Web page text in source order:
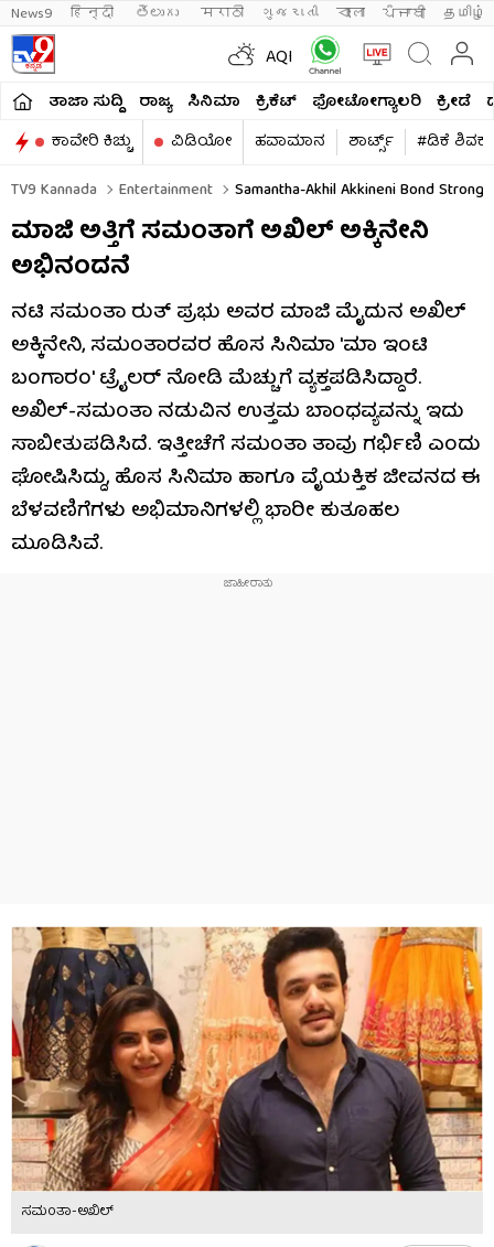
News9 हिन्दी తెలుగు मराठी ગુજરાતી বাংলা ਪੰਜਾਬੀ தமிழ்
AQI
ತಾಜಾ ಸುದ್ದಿ ರಾಜ್ಯ ಸಿನಿಮಾ ಕ್ರಿಕೆಟ್​ ಫೋಟೋಗ್ಯಾಲರಿ ಕ್ರೀಡೆ
ಕಾವೇರಿ ಕಿಚ್ಚು
ವಿಡಿಯೋ ಹವಾಮಾನ ಶಾರ್ಟ್ಸ್​
#ಡಿಕೆ
TV9 Kannada
Entertainment Samantha-Akhil Akkineni Bond
ಮಾಜಿ ಅತ್ತಿಗೆ ಸಮಂತಾಗೆ ಅಖಿಲ್ ಅಕ್ಕಿನೇನಿ
ಅಭಿನಂದನೆ
ನಟಿ ಸಮಂತಾ ರುತ್ ಪ್ರಭು ಅವರ ಮಾಜಿ ಮೈದುನ ಅಖಿಲ್
ಅಕ್ಕಿನೇನಿ, ಸಮಂತಾರವರ ಹೊಸ ಸಿನಿಮಾ 'ಮಾ ಇಂಟಿ
ಬಂಗಾರಂ' ಟ್ರೈಲರ್ ನೋಡಿ ಮೆಚ್ಚುಗೆ ವ್ಯಕ್ತಪಡಿಸಿದ್ದಾರೆ.
ಅಖಿಲ್-ಸಮಂತಾ ನಡುವಿನ ಉತ್ತಮ ಬಾಂಧವ್ಯವನ್ನು ಇದು
ಸಾಬೀತುಪಡಿಸಿದೆ. ಇತ್ತೀಚೆಗೆ ಸಮಂತಾ ತಾವು ಗರ್ಭಿಣಿ ಎಂದು
ಘೋಷಿಸಿದ್ದು, ಹೊಸ ಸಿನಿಮಾ ಹಾಗೂ ವೈಯಕ್ತಿಕ ಜೀವನದ ಈ
ಬೆಳವಣಿಗೆಗಳು ಅಭಿಮಾನಿಗಳಲ್ಲಿ ಭಾರೀ ಕುತೂಹಲ
ಮೂಡಿಸಿವೆ.
ಸಮಂತಾ-ಅಖಿಲ್